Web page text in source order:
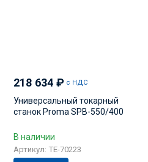
218 634₽ с НДС
Универсальный токарный
станок Proma SPB-550/400
В наличии
Артикул: TE-70223